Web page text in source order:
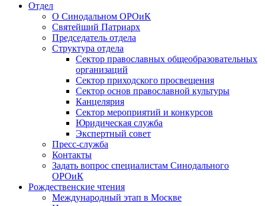
Отдел
О Синодальном ОРОиК
Святейший Патриарх
Председатель отдела
Структура отдела
Сектор православных общеобразовательных
организаций
Сектор приходского просвещения
Сектор основ православной культуры
Канцелярия
Сектор мероприятий и конкурсов
Юридическая служба
Экспертный совет
Пресс-служба
Контакты
Задать вопрос специалистам Синодального
ОРОиК
Рождественские чтения
Международный этап в Москве